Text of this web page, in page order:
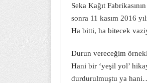
Seka Kağıt
sonra 11 kasım 2016
Ha bitti, ha bitecek
Durun vereceğim
Hani bir ‘yeşil yol’
durdurulmuştu ya